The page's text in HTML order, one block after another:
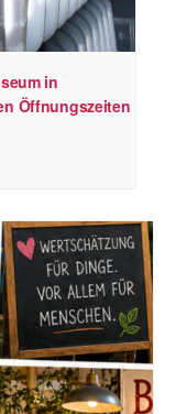
in
Öffnungszeiten